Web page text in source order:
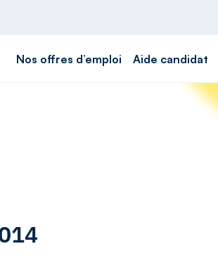
Nos offres d’emploi Aide candidat